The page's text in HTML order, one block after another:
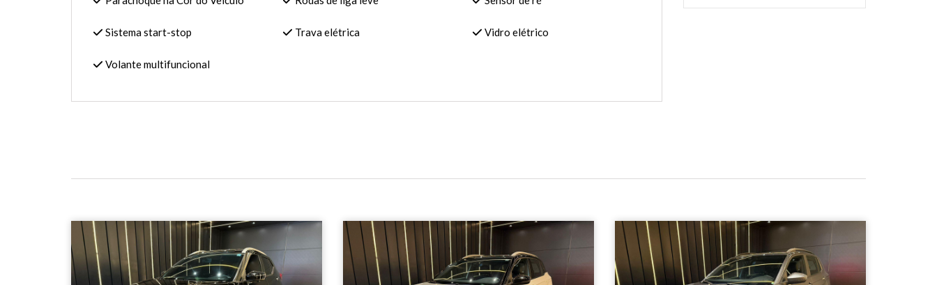
Sistema start-stop Trava elétrica Vidro elétrico
Volante multifuncional